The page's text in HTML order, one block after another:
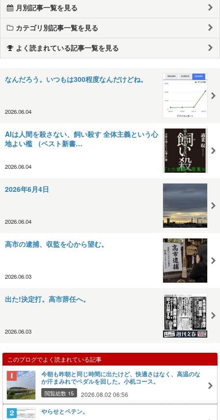
月別記事一覧を見る
カテゴリ別記事一覧を見る
よく読まれている記事一覧を見る
なんだろう。いつもは300程度なんだけどね。
2026.06.04
AIは人間を殺さない、飼い殺す 全体主義という心
地よい檻 （ベスト新書…
2026.06.04
2026年6月4日
2026.06.04
高市の逮捕、収監を心から望む。
2026.06.03
出た!決定打。高市辞任へ。
2026.06.03
このブログでよく読まれている記事
今朝も昨朝と同じ時間に出たけど、快適さはなく、高温のな
か汗まみれでペダルを回した。小机コース。
閲覧総数 15 2026.08.02 06:56
やらせとペテン。